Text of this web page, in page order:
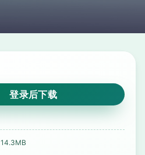
登录后下载
14.3MB